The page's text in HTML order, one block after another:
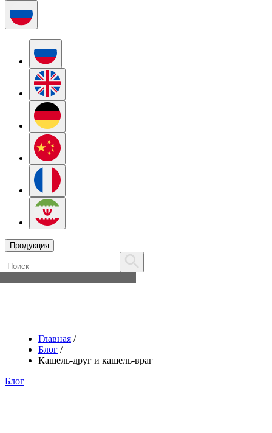
Продукция
Главная /
Блог /
Кашель-друг и кашель-враг
Блог